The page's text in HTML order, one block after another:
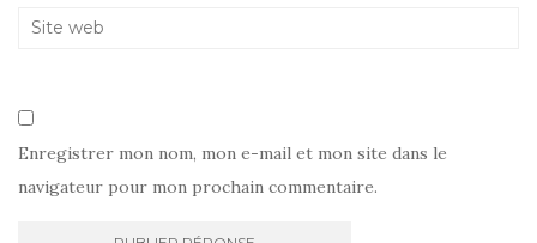
Enregistrer mon nom, mon e-mail et mon site dans le
navigateur pour mon prochain commentaire.